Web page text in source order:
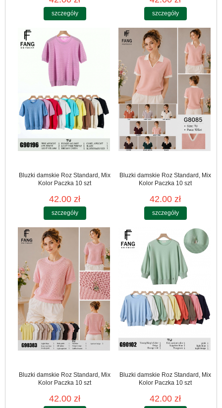
szczegóły szczegóły
Bluzki damskie Roz Standard, Mix
Kolor Paczka 10 szt
42.00 zł
szczegóły
Bluzki damskie Roz Standard, Mix
Kolor Paczka 10 szt
42.00 zł
szczegóły
Bluzki damskie Roz Standard, Mix
Kolor Paczka 10 szt
42.00 zł
Bluzki damskie Roz Standard, Mix
Kolor Paczka 10 szt
42.00 zł